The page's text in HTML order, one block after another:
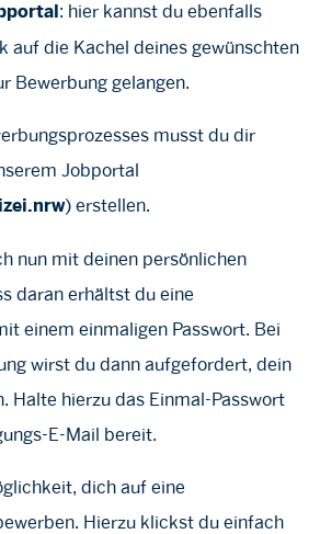
: hier kannst du ebenfalls
auf die Kachel deines gewünschten
Bewerbung gelangen.
musst du dir
Jobportal
) erstellen.
nun mit deinen persönlichen
daran erhältst du eine
einem einmaligen Passwort. Bei
wirst du dann aufgefordert, dein
Halte hierzu das Einmal-Passwort
E-Mail bereit.
dich auf eine
Hierzu klickst du einfach